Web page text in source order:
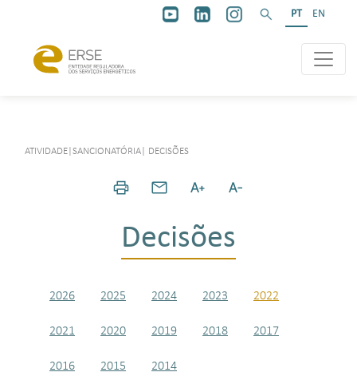
PT EN
ATIVIDADE SANCIONATÓRIA DECISÕES
Decisões
2026 2025 2024 2023 2022
2021 2020 2019 2018 2017
2016 2015 2014